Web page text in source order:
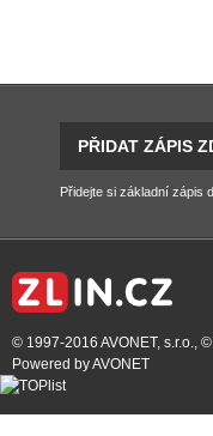
PŘIDAT ZÁPIS
Přidejte si základní zápis
© 1997-2016 AVONET, s.r.o.,
Powered byAVONET